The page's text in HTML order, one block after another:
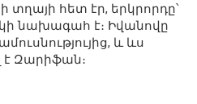
հետ էր, երկրորդը՝
նախագահ է։ Իվանովը
և ևս
է Զարիֆան։